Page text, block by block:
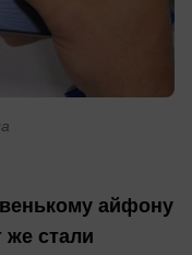
айфону
же стали